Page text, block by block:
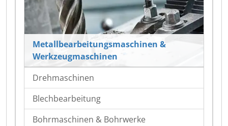
Metallbearbeitungsmaschinen &
Werkzeugmaschinen
Drehmaschinen
Blechbearbeitung
Bohrmaschinen & Bohrwerke